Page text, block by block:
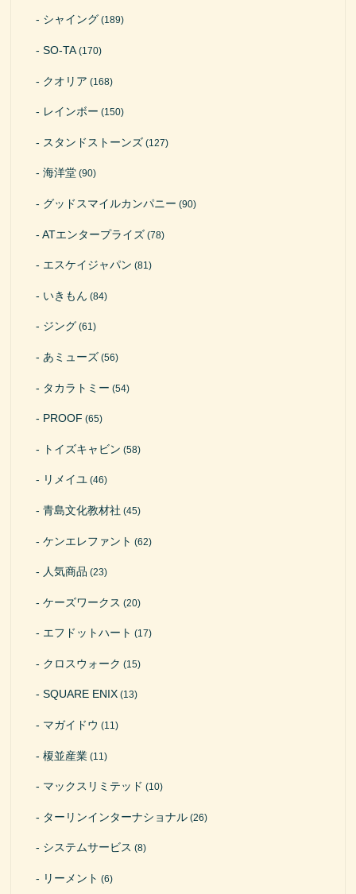
シャイング (189)
SO-TA(170)
クオリア (168)
レインボー (150)
スタンドストーンズ (127)
海洋堂 (90)
グッドスマイルカンパニー (90)
ATエンタープライズ (78)
エスケイジャパン (81)
いきもん (84)
ジング (61)
あミューズ (56)
タカラトミー (54)
PROOF (65)
トイズキャビン (58)
リメイユ (46)
青島文化教材社 (45)
ケンエレファント (62)
人気商品 (23)
ケーズワークス (20)
エフドットハート (17)
クロスウォーク (15)
SQUARE ENIX (13)
マガイドウ (11)
榎並産業 (11)
マックスリミテッド (10)
ターリンインターナショナル (26)
システムサービス (8)
リーメント (6)